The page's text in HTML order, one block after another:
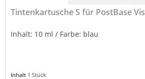
Tintenkartusche S für PostBase
Inhalt: 10 ml / Farbe: blau
Inhalt 1 Stück